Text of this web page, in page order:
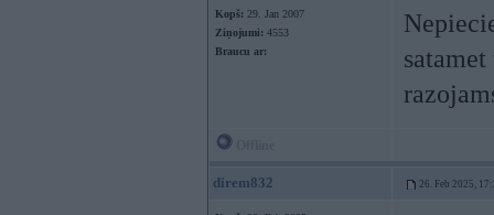
Kopš: 29. Jan 2007
Ziņojumi: 4553
Braucu ar:
direm832 26. Feb 2025,